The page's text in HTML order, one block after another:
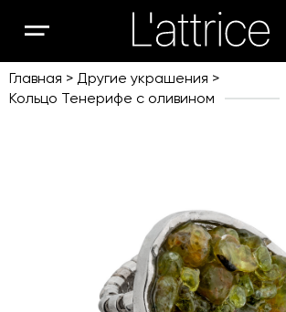
Открыть
Главная
Другие украшения
Кольцо Тенерифе с оливином